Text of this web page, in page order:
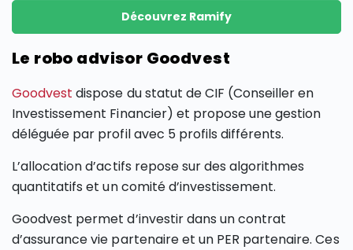
Découvrez Ramify
Le robo advisor Goodvest
Goodvest dispose du statut de CIF (Conseiller en
Investissement Financier) et propose une gestion
déléguée par profil avec 5 profils différents.
L’allocation d’actifs repose sur des algorithmes
quantitatifs et un comité d’investissement.
Goodvest permet d’investir dans un contrat
d’assurance vie partenaire et un PER partenaire. Ces